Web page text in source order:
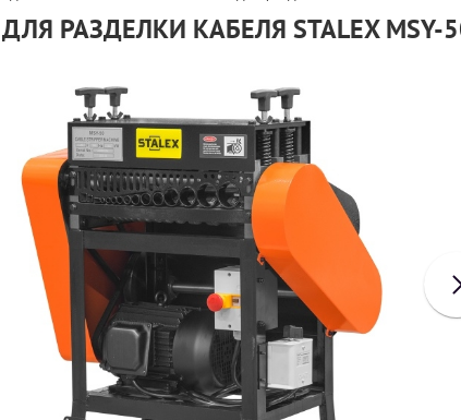
РАЗДЕЛКИ КАБЕЛЯ STALEX MSY-